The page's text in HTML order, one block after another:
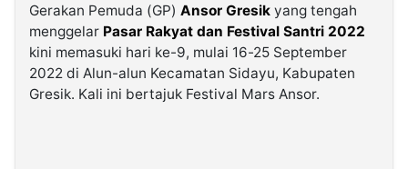
Kabarbaru.co
Gerakan Pemuda (GP) Ansor Gresik yang tengah
menggelar Pasar Rakyat dan Festival Santri 2022
kini memasuki hari ke-9, mulai 16-25 September
2022 di Alun-alun Kecamatan Sidayu, Kabupaten
Gresik. Kali ini bertajuk Festival Mars Ansor.